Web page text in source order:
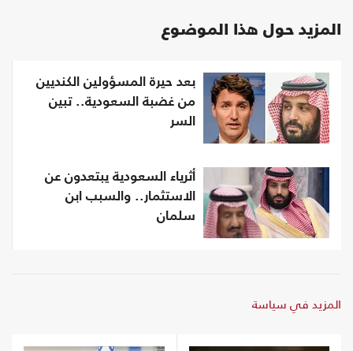
المزيد حول هذا الموضوع
بعد حيرة المسؤولين الكنديين
من غضبة السعودية.. تبين
السر
أثرياء السعودية يبتعدون عن
الاستثمار.. والسبب ابن
سلمان
المزيد في سياسة